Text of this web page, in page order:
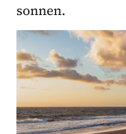
sonnen.